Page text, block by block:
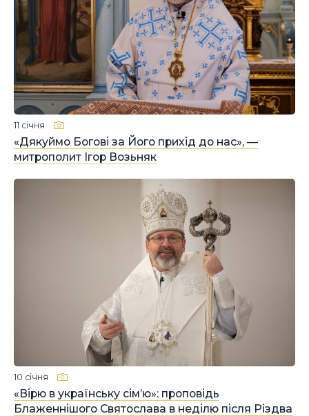
«Дякуймо Богові за Його прихід до нас», —
митрополит Ігор Возьняк
11 січня
«Вірю в українську сім’ю»: проповідь
Блаженнішого Святослава в неділю після Різдва
10 січня